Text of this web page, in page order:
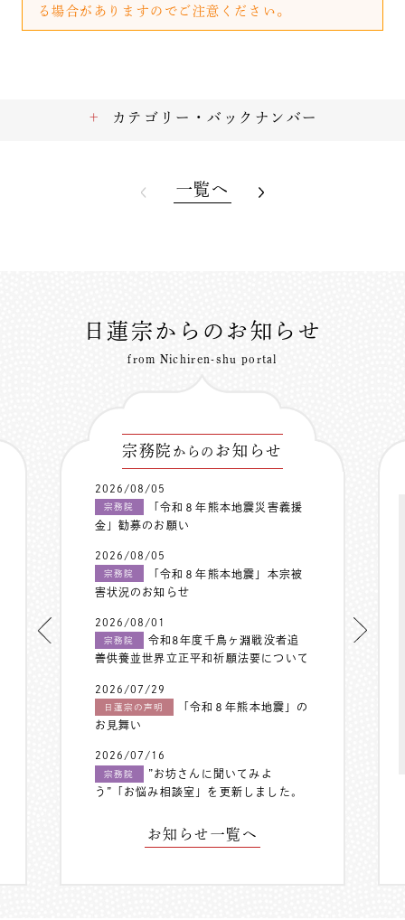
る場合がありますのでご注意ください。
カテゴリー・バックナンバー
一覧へ
日蓮宗からのお知らせ
from Nichiren-shu portal
宗務院 からの お知らせ
2026/08/05
宗務院
「令和８年熊本地震災害義援
金」勧募のお願い
2026/08/05
宗務院
「令和８年熊本地震」本宗被
害状況のお知らせ
2026/08/01
宗務院
令和8年度千鳥ヶ淵戦没者追
善供養並世界立正平和祈願法要について
2026/07/29
日蓮宗の声明
「令和８年熊本地震」の
お見舞い
2026/07/16
宗務院
”お坊さんに聞いてみよ
う”「お悩み相談室」を更新しました。
お知らせ一覧へ